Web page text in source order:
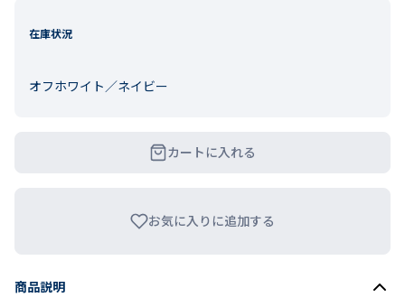
在庫状況
オフホワイト／ネイビー
カートに入れる
お気に入りに追加する
商品説明